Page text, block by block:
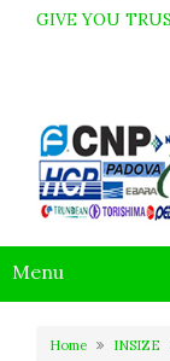
GIVE YOU
Menu
Home INSIZE